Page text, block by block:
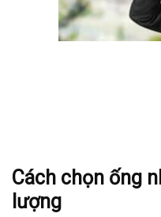
Cách chọn ống
lượng